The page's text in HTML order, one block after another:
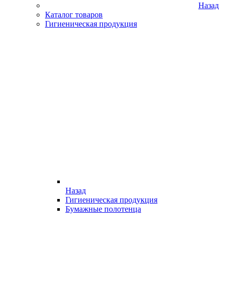
Назад
Каталог товаров
Гигиеническая продукция
Назад
Гигиеническая продукция
Бумажные полотенца